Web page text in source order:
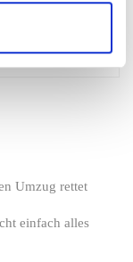
Umzug rettet
einfach alles